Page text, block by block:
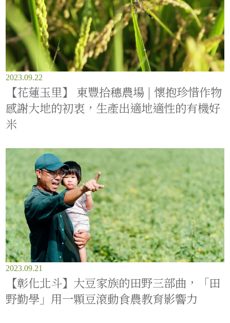
2023.09.22
【花蓮玉里】 東豐拾穗農場 | 懷抱珍惜作物
感謝大地的初衷，生產出適地適性的有機好
米
2023.09.21
【彰化北斗】大豆家族的田野三部曲，「田
野勤學」用一顆豆滾動食農教育影響力